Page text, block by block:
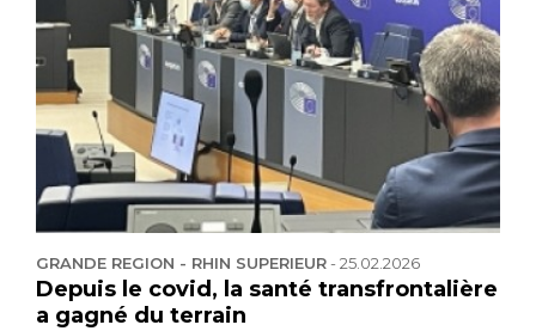
GRANDE REGION - RHIN SUPERIEUR-25.02.2026
Depuis le covid, la santé transfrontalière
a gagné du terrain